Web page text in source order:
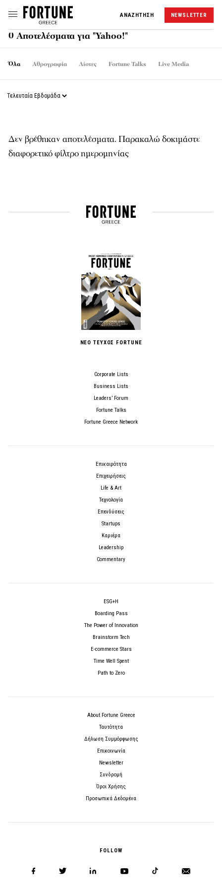
ΑΝΑΖΗΤΗΣΗ NEWSLETTER
0 Αποτελέσματα για "Yahoo!"
Όλα Αθρογραφία Λίστες Fortune Talks Live Media
Δεν βρέθηκαν αποτελέσματα. Παρακαλώ δοκιμάστε
διαφορετικό φίλτρο ημερομηνίας
ΝΕΟ ΤΕΥΧΟΣ FORTUNE
Corporate Lists
Business Lists
Leaders’ Forum
Fortune Talks
Fortune Greece Network
Επικαιρότητα
Επιχειρήσεις
Life & Art
Τεχνολογία
Επενδύσεις
Startups
Καριέρα
Leadership
Commentary
ESG+H
Boarding Pass
The Power of Innovation
Brainstorm Tech
E-commerce Stars
Time Well Spent
Path to Zero
About Fortune Greece
Ταυτότητα
Δήλωση Συμμόρφωσης
Επικοινωνία
Newsletter
Συνδρομή
Όροι Χρήσης
Προσωπικά Δεδομένα
FOLLOW